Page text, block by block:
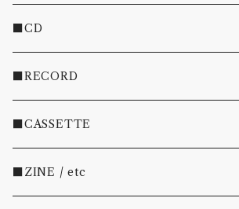
■CD
・INDIE
・EMO/PUNK/POST HC
・SHOEGAZE/DREAMPOP/POST ROCK
■RECORD
■CASSETTE
■ZINE / etc